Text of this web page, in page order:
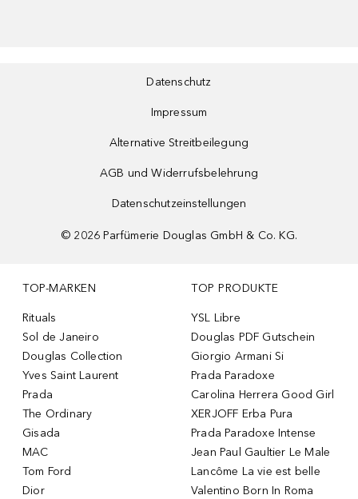
Datenschutz
Impressum
Alternative Streitbeilegung
AGB und Widerrufsbelehrung
Datenschutzeinstellungen
© 2026 Parfümerie Douglas GmbH & Co. KG.
TOP-MARKEN
Rituals
Sol de Janeiro
Douglas Collection
Yves Saint Laurent
Prada
The Ordinary
Gisada
MAC
Tom Ford
Dior
TOP PRODUKTE
YSL Libre
Douglas PDF Gutschein
Giorgio Armani Si
Prada Paradoxe
Carolina Herrera Good Girl
XERJOFF Erba Pura
Prada Paradoxe Intense
Jean Paul Gaultier Le Male
Lancôme La vie est belle
Valentino Born In Roma